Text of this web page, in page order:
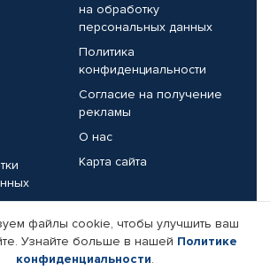
на обработку
персональных данных
Политика
конфиденциальности
Согласие на получение
рекламы
О нас
Карта сайта
Реквизиты компании
файлы cookie, чтобы улучшить ваш
Узнайте больше в нашей Политике
конфиденциальности.